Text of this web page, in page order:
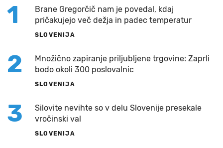
1
Brane Gregorčič nam je povedal, kdaj
pričakujejo več dežja in padec temperatur
SLOVENIJA
2
Množično zapiranje priljubljene trgovine: Zaprli
bodo okoli 300 poslovalnic
SLOVENIJA
3
Silovite nevihte so v delu Slovenije presekale
vročinski val
SLOVENIJA